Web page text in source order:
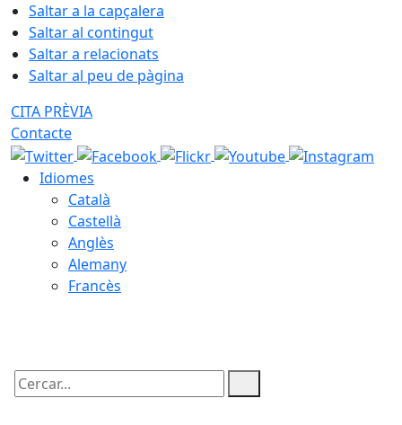
Saltar a la capçalera
Saltar al contingut
Saltar a relacionats
Saltar al peu de pàgina
CITA PRÈVIA
Contacte
Idiomes
Català
Castellà
Anglès
Alemany
Francès
Cercar: